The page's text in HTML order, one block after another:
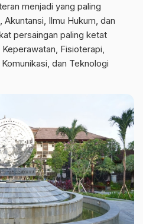
menjadi yang paling
Ilmu Hukum, dan
persaingan paling ketat
Fisioterapi,
dan Teknologi